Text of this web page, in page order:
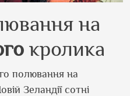
на
кролика
полювання на
Зеландії сотні